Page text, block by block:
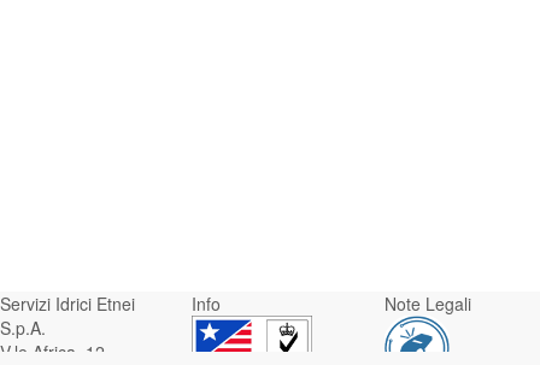
Servizi Idrici Etnei
S.p.A.
V.le Africa, 12 -
Info Note Legali